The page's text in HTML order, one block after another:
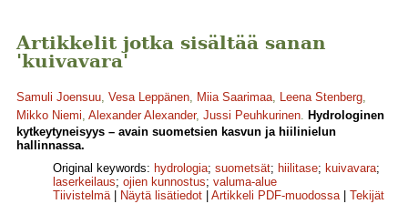
Artikkelit jotka sisältää sanan
'kuivavara'
Samuli Joensuu, Vesa Leppänen, Miia Saarimaa, Leena Stenberg,
Mikko Niemi, Alexander Alexander, Jussi Peuhkurinen. Hydrologinen
kytkeytyneisyys – avain suometsien kasvun ja hiilinielun
hallinnassa.
Original keywords: hydrologia; suometsät; hiilitase; kuivavara;
laserkeilaus; ojien kunnostus; valuma-alue
Tiivistelmä| Näytä lisätiedot Artikkeli PDF-muodossa| Tekijät